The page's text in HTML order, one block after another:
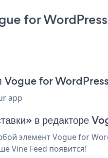
for
Vogue for WordPress
app
в редакторе
элемент Vogue for
Vine Feed появится!